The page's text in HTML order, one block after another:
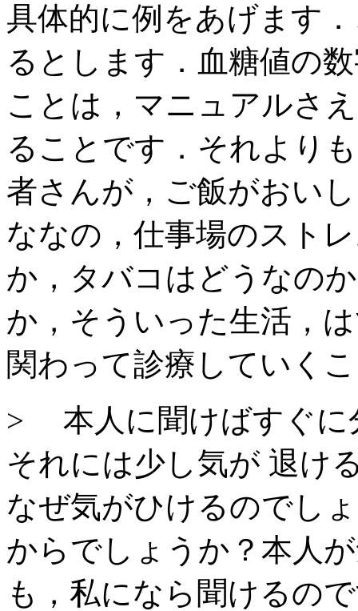
具体的に例をあげます
るとします．血糖値の
ことは，マニュアルさ
ることです．それより
者さんが，ご飯がおい
ななの，仕事場のスト
か，タバコはどうなの
か，そういった生活，
関わって診療していく
> 本人に聞けばすぐに
それには少し気が 退け
なぜ気がひけるのでし
からでしょうか？本人
も，私になら聞けるの